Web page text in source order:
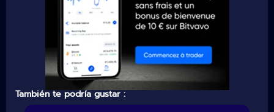
También te podría gustar :